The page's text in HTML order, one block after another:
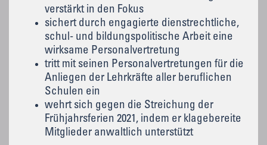
verstärkt in den Fokus
sichert durch engagierte dienstrechtliche,
schul- und bildungspolitische Arbeit eine
wirksame Personalvertretung
tritt mit seinen Personalvertretungen für die
Anliegen der Lehrkräfte aller beruflichen
Schulen ein
wehrt sich gegen die Streichung der
Frühjahrsferien 2021, indem er klagebereite
Mitglieder anwaltlich unterstützt